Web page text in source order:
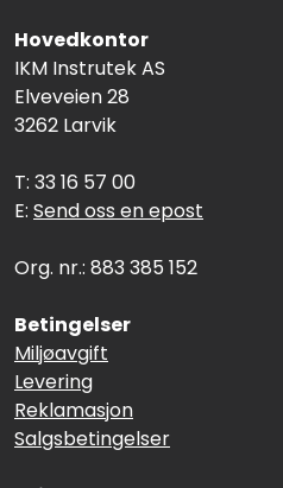
Hovedkontor
IKM Instrutek AS
Elveveien 28
3262 Larvik
T: 33 16 57 00
E: Send oss en epost
Org. nr.: 883 385 152
Betingelser
Miljøavgift
Levering
Reklamasjon
Salgsbetingelser